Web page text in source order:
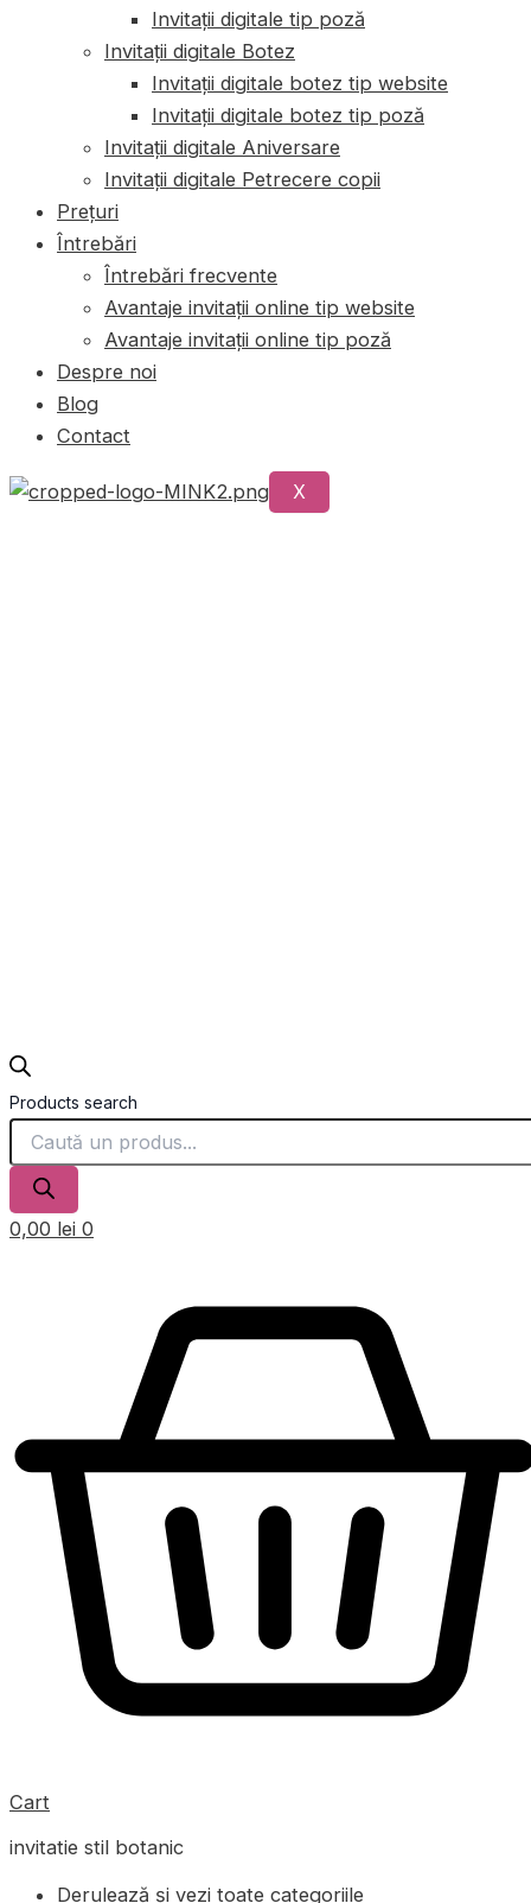
Invitații digitale tip poză
Invitații digitale Botez
Invitații digitale botez tip website
Invitații digitale botez tip poză
Invitații digitale Aniversare
Invitații digitale Petrecere copii
Prețuri
Întrebări
Întrebări frecvente
Avantaje invitații online tip website
Avantaje invitații online tip poză
Despre noi
Blog
Contact
X
Products search
0,00 lei 0
Cart
invitatie stil botanic
Derulează și vezi toate categoriile